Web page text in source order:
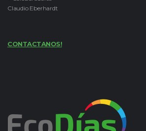
Claudio Eberhardt
CONTACTANOS!